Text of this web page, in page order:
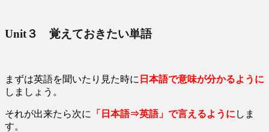
Unit３ 覚えておきたい単語
まずは英語を聞いたり見た時に 日本語で意味が分かるように
しましょう。
それが出来たら次に 「日本語⇒英語」で言えるように しま
す。